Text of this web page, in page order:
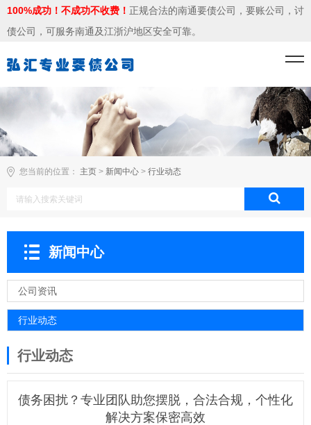
100%成功！不成功不收费！ 正规合法的南通要债公司，要账公司，讨
债公司，可服务南通及江浙沪地区安全可靠。
您当前的位置： 主页 > 新闻中心 > 行业动态
新闻中心
公司资讯
行业动态
行业动态
债务困扰？专业团队助您摆脱，合法合规，个性化
解决方案保密高效